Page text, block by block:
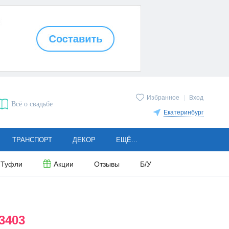
Избранное Вход
Екатеринбург
Всё о свадьбе
Туфли Акции Отзывы Б/У
ТРАНСПОРТ ДЕКОР ЕЩЁ...